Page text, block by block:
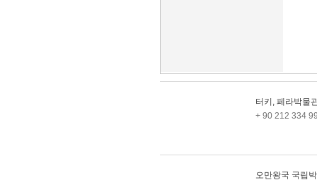
터키, 페라박물
+ 90 212 334
오만왕국 국립